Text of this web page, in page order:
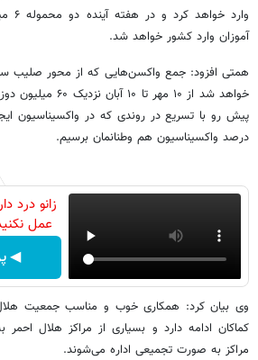
آموزان وارد کشور خواهد شد.
همتی افزود: جمع واکسن‌هایی که از محور صلیب
خواهد شد از ۱۰ مهر
درصد واکسیناسیون هم وطنانمان برسیم.
زانو درد
عمل
◀
وی بیان کرد: همکاری خوب و مناسب جمعیت
کماکان ادامه دارد و بسیاری از مراکز هلال
مراکز به صورت تجمیعی اداره می‌شوند.